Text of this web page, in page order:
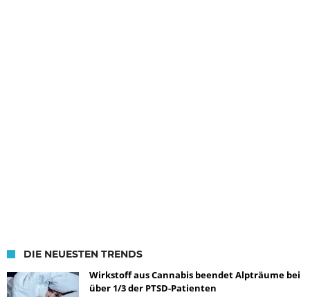
DIE NEUESTEN TRENDS
Wirkstoff aus Cannabis beendet Alpträume bei
über 1/3 der PTSD-Patienten